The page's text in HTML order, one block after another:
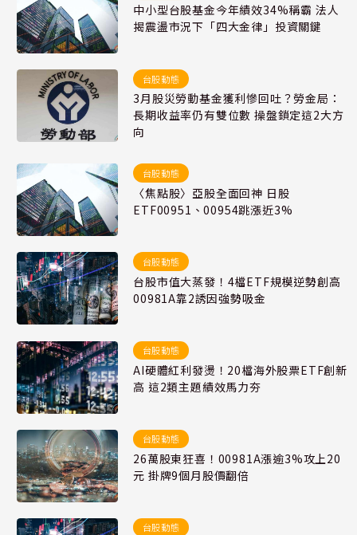
中小型台股基金今年績效34%稱霸 法人
揭震盪市況下「四大金律」投資關鍵
台股動態
3月股災勞動基金獲利慘回吐？勞金局：
長期收益率仍有雙位數 操盤鎖定這2大方
向
台股動態
〈焦點股〉亞股全面回神 日股
ETF00951、00954跳漲近3%
台股動態
台股市值大蒸發！4檔ETF規模逆勢創高
00981A靠2誘因強勢吸金
台股動態
AI硬體紅利發燙！20檔海外股票ETF創新
高 這2類主題績效馬力夯
台股動態
26萬股東狂喜！00981A漲逾3%攻上20
元 掛牌9個月股價翻倍
台股動態